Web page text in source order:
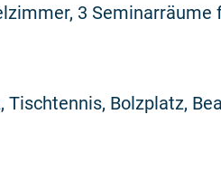
3 Seminarräume
Bolzplatz,